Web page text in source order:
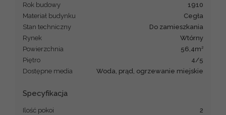
Rok budowy
1910
Materiał budynku
cegła
Stan techniczny
Do zamieszkania
Rynek
Wtórny
Powierzchnia
56,4m 2
Piętro
4/5
Dostępne media
Woda, prąd, ogrzewanie miejskie
Specyfikacja
Ilość pokoi
2